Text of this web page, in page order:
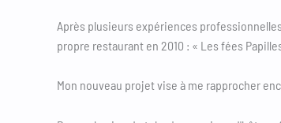
Après plusieurs expériences
propre restaurant en 2010 : « Les fées
Mon nouveau projet vise à me rapprocher